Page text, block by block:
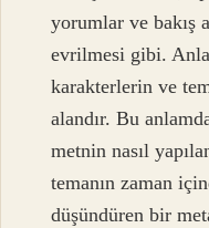
yorumlar ve bakış
evrilmesi gibi.
karakterlerin ve
alandır. Bu
metnin nasıl
temanın zaman
düşündüren bir